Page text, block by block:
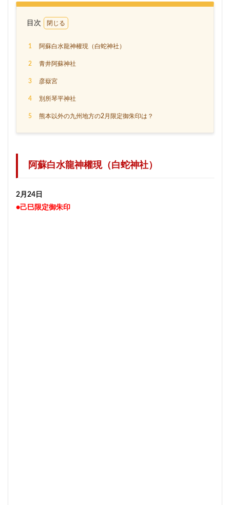
目次
1 阿蘇白水龍神權現（白蛇神社）
2 青井阿蘇神社
3 彦嶽宮
4 別所琴平神社
5 熊本以外の九州地方の2月限定御朱印は？
阿蘇白水龍神權現（白蛇神社）
2月24日
●己巳限定御朱印